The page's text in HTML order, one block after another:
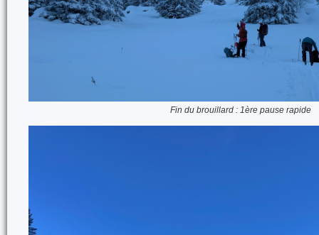
Fin du brouillard : 1ère pause rapide